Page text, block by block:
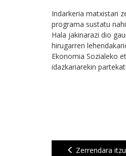
Indarkeria matxistari
programa sustatu
Hala jakinarazi dio
hirugarren
Ekonomia Sozialeko
idazkariarekin
Zerrendara